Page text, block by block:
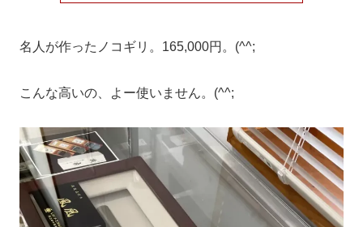
名人が作ったノコギリ。165,000円。(^^;
こんな高いの、よー使いません。(^^;